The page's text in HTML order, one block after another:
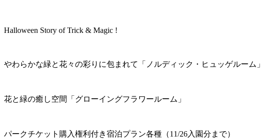
Halloween Story of Trick & Magic !
やわらかな緑と花々の彩りに包まれて「ノルディック・ヒュッゲルーム」
花と緑の癒し空間「グローイングフラワールーム」
パークチケット購入権利付き宿泊プラン各種（11/26入園分まで）